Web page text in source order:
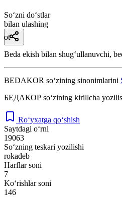
So‘zni do‘stlar
bilan ulashing
ot
Beda ekish bilan shugʻullanuvchi,
BEDAKOR so‘zining sinonimlarini
БЕДАКОР so‘zining kirillcha
Ro‘yxatga qo‘shish
Saytdagi o‘rni
19063
So‘zning teskari yozilishi
rokadeb
Harflar soni
7
Ko‘rishlar soni
146